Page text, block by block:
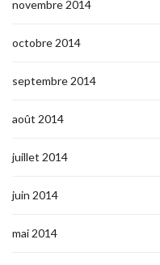
novembre 2014
octobre 2014
septembre 2014
août 2014
juillet 2014
juin 2014
mai 2014